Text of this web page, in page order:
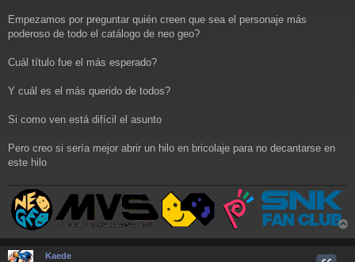
Empezamos por preguntar quién creen que sea el personaje más
poderoso de todo el catálogo de neo geo?
Cuál título fue el más esperado?
Y cuál es el más querido de todos?
Si como ven está difícil el asunto
Pero creo si sería mejor abrir un hilo en bricolaje para no decantarse en
este hilo
r
Kaede